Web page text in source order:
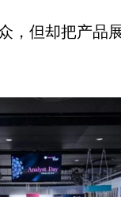
，但却把产品